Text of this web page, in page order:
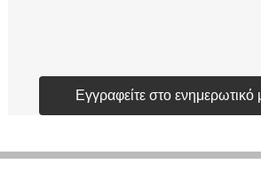
Εγγραφείτε στο ενημερωτικό